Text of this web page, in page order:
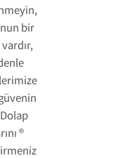
bir
®